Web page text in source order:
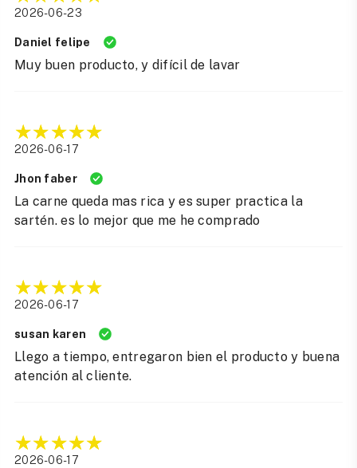
2026-06-23
Daniel felipe
Muy buen producto, y difícil de lavar
2026-06-17
Jhon faber
La carne queda mas rica y es super practica la
sartén. es lo mejor que me he comprado
2026-06-17
susan karen
Llego a tiempo, entregaron bien el producto y buena
atención al cliente.
2026-06-17